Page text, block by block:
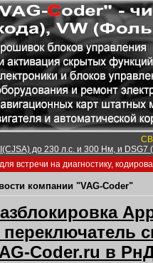
до 230 л.с. и 300 Нм, и
встречи на диагностику,
компании "VAG-Coder"
переключатель
Coder.ru в